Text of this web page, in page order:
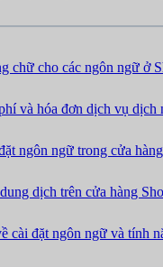
chữ cho các ngôn ngữ ở
và hóa đơn dịch vụ dịch
ngôn ngữ trong cửa hàng
dịch trên cửa hàng
cài đặt ngôn ngữ và tính